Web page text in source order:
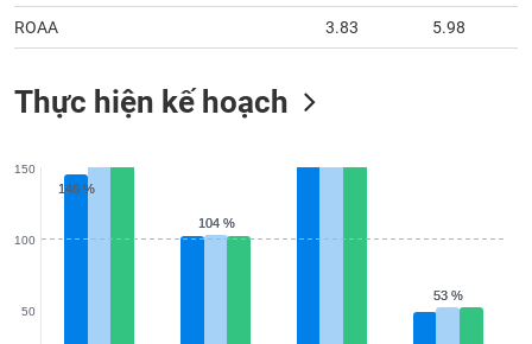
ROAA 3.83 5.98
Thực hiện kế hoạch
146 %
146 %
104 %
104 %
53 %
53 %
50
100
150